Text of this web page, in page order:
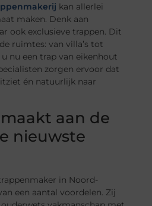
kan allerlei
maken. Denk aan
ook exclusieve trappen. Dit
ruimtes: van villa’s tot
nu een trap van eikenhout
zorgen ervoor dat
én natuurlijk naar
aan de
nieuwste
in Noord-
een aantal voordelen. Zij